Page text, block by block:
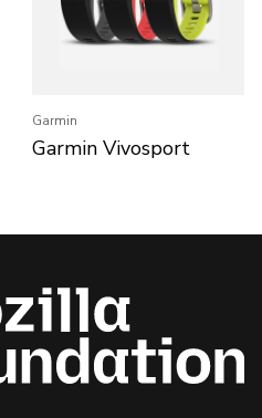
Garmin
Garmin Vivosport